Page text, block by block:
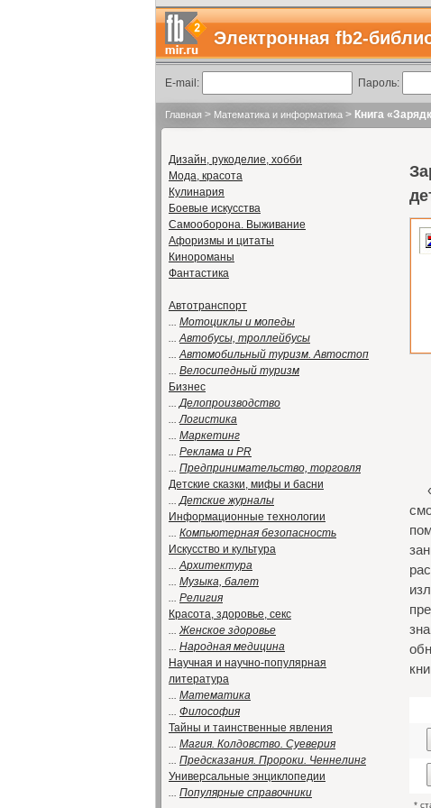
Электронная fb2-
E-mail: Пароль:
Главная > Математика и информатика > Книга
Дизайн, рукоделие, хобби
Мода, красота
Кулинария
Боевые искусства
Самооборона. Выживание
Афоризмы и цитаты
Кинороманы
Фантастика
Автотранспорт
... Мотоциклы и мопеды
...Автобусы, троллейбусы
...Автомобильный туризм. Автостоп
... Велосипедный туризм
Бизнес
...Делопроизводство
...Логистика
... Маркетинг
... Реклама и PR
... Предпринимательство, торговля
Детские сказки, мифы и басни
...Детские журналы
Информационные технологии
... Компьютерная безопасность
Искусство и культура
...Архитектура
... Музыка, балет
... Религия
Красота, здоровье, секс
...Женское здоровье
... Народная медицина
Научная и научно-популярная
литература
... Математика
... Философия
Тайны и таинственные явления
... Магия. Колдовство. Суеверия
... Предсказания. Пророки. Ченнелинг
Универсальные энциклопедии
... Популярные справочники
*